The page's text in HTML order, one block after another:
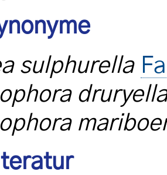
sulphurella
druryella